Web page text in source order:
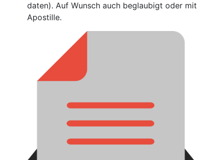
daten). Auf Wunsch auch beglaubigt oder mit
Apostille.